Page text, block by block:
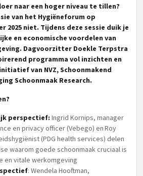
naar een hoger niveau te tillen?
van het Hygiëneforum op
2025 niet. Tijdens deze sessie duik je
en economische voordelen van
Dagvoorzitter Doekle Terpstra
programma vol inzichten en
van NVZ, Schoonmakend
Schoonmaak Research.
perspectief: Ingrid Kornips, manager
en privacy officer (Vebego) en Roy
(PDG health services) delen
waarom goede schoonmaak cruciaal is
en vitale werkomgeving
: Wendela Hooftman,